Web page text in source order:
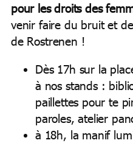
pour les droits des
venir faire du bruit et
de Rostrenen !
Dès 17h sur la
à nos stands :
paillettes pour te
paroles, atelier
à 18h, la manif